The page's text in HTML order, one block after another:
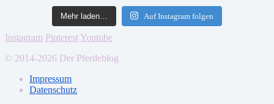
Mehr laden… Auf Instagram folgen
Instagram PinterestYoutube
© 2014-2026 Der Pferdeblog
Impressum
Datenschutz